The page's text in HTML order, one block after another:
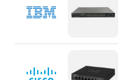
IP-камери
Інвертори напруги